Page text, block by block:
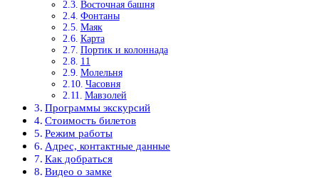
Восточная башня
Фонтаны
Маяк
Карта
Портик и колоннада
11
Молельня
Часовня
Мавзолей
Программы экскурсий
Стоимость билетов
Режим работы
Адрес, контактные данные
Как добраться
Видео о замке